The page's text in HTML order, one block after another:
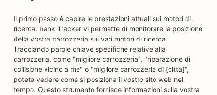
Il primo passo è capire le prestazioni attuali sui motori di
ricerca. Rank Tracker vi permette di monitorare la posizione
della vostra carrozzeria sui vari motori di ricerca.
Tracciando parole chiave specifiche relative alla
carrozzeria, come "migliore carrozzeria", "riparazione di
collisione vicino a me" o "migliore carrozzeria di [città]",
potete vedere come si posiziona il vostro sito web nel
tempo. Questo strumento fornisce informazioni sulla vostra